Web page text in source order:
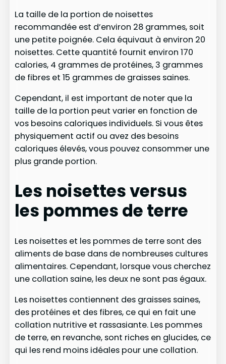
La taille de la portion de noisettes
recommandée est d’environ 28 grammes, soit
une petite poignée. Cela équivaut à environ 20
noisettes. Cette quantité fournit environ 170
calories, 4 grammes de protéines, 3 grammes
de fibres et 15 grammes de graisses saines.
Cependant, il est important de noter que la
taille de la portion peut varier en fonction de
vos besoins caloriques individuels. Si vous êtes
physiquement actif ou avez des besoins
caloriques élevés, vous pouvez consommer une
plus grande portion.
Les noisettes versus
les pommes de terre
Les noisettes et les pommes de terre sont des
aliments de base dans de nombreuses cultures
alimentaires. Cependant, lorsque vous cherchez
une collation saine, les deux ne sont pas égaux.
Les noisettes contiennent des graisses saines,
des protéines et des fibres, ce qui en fait une
collation nutritive et rassasiante. Les pommes
de terre, en revanche, sont riches en glucides, ce
qui les rend moins idéales pour une collation.